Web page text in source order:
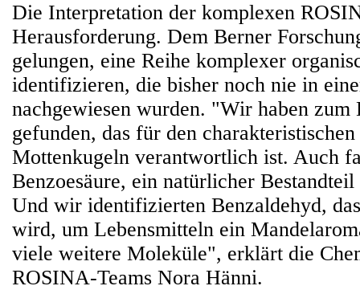
Die Interpretation der komplexen
Herausforderung. Dem Berner
gelungen, eine Reihe komplexer
identifizieren, die bisher noch nie in
nachgewiesen wurden. "Wir haben
gefunden, das für den
Mottenkugeln verantwortlich ist. Auch
Benzoesäure, ein natürlicher
Und wir identifizierten Benzaldehyd,
wird, um Lebensmitteln ein
viele weitere Moleküle", erklärt die
ROSINA-Teams Nora Hänni.